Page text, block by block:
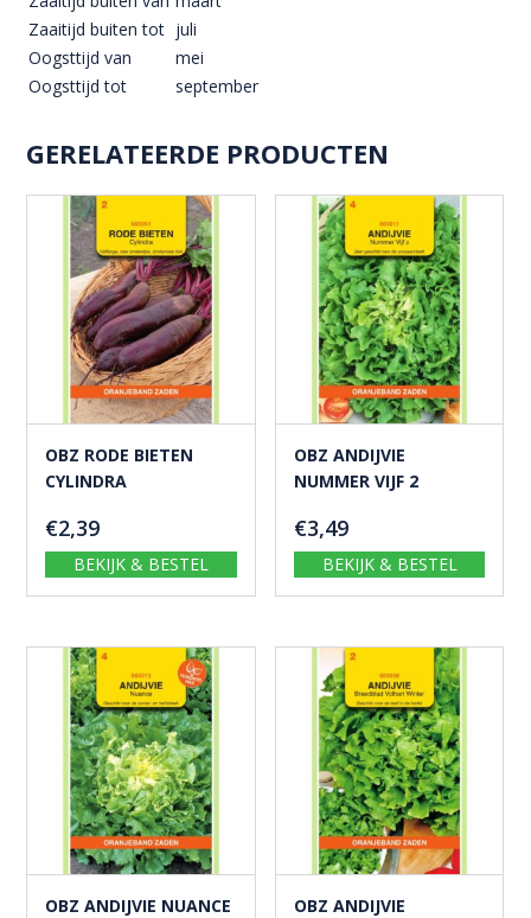
Zaaitijd buiten tot juli
Oogsttijd van
mei
Oogsttijd tot
september
GERELATEERDE PRODUCTEN
OBZ RODE BIETEN
CYLINDRA
€2,39
BEKIJK & BESTEL
OBZ ANDIJVIE
NUMMER VIJF 2
€3,49
BEKIJK & BESTEL
OBZ ANDIJVIE NUANCE
OBZ ANDIJVIE